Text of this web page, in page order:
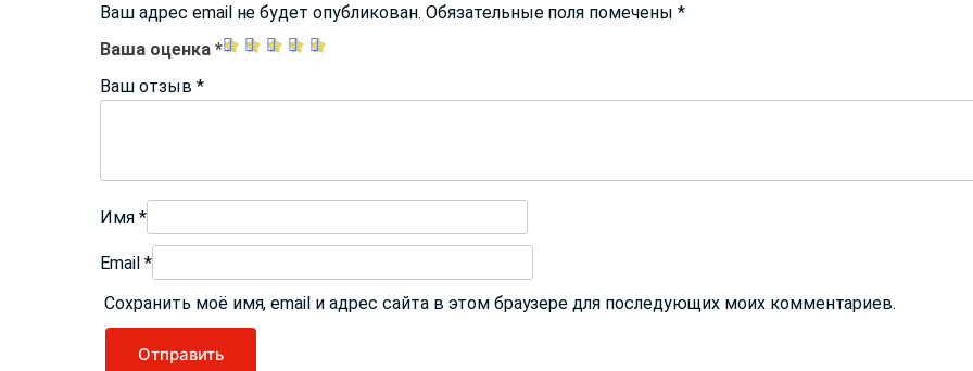
Ваш адрес email не будет опубликован. Обязательные поля помечены*
Ваша оценка *
Ваш отзыв *
Имя *
Email *
Сохранить моё имя, email и адрес сайта в этом браузере для последующих моих комментариев.